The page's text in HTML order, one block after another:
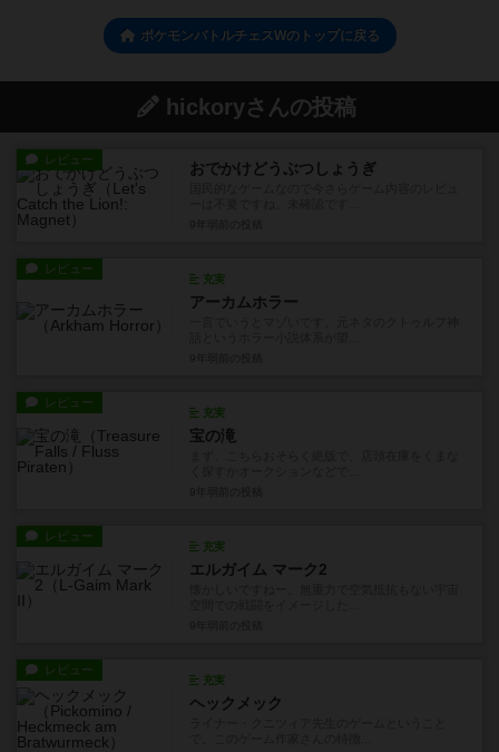
ポケモンバトルチェスWのトップに戻る
hickoryさんの投稿
レビュー おでかけどうぶつしょうぎ
レビュー
充実
アーカムホラー
レビュー
充実
宝の滝
レビュー
充実
エルガイム マーク2
レビュー
充実
ヘックメック